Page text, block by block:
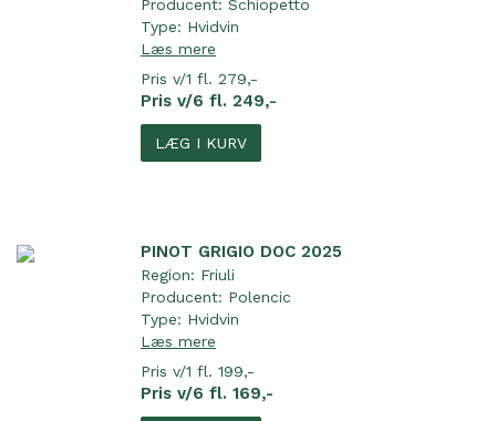
Producent: Schiopetto
Type: Hvidvin
Læs mere
Pris v/1 fl. 279,-
Pris v/6 fl. 249,-
LÆG I KURV
PINOT GRIGIO DOC 2025
Region: Friuli
Producent: Polencic
Type: Hvidvin
Læs mere
Pris v/1 fl. 199,-
Pris v/6 fl. 169,-